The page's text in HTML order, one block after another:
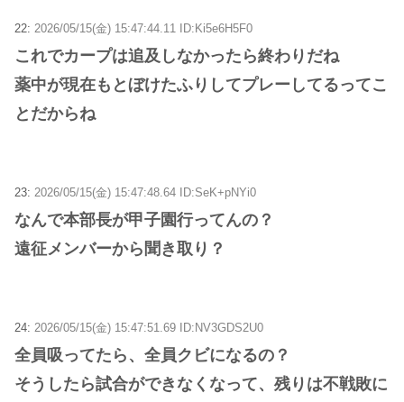
22: 2026/05/15(金) 15:47:44.11 ID:Ki5e6H5F0
これでカープは追及しなかったら終わりだね
薬中が現在もとぼけたふりしてプレーしてるってこ
とだからね
23: 2026/05/15(金) 15:47:48.64 ID:SeK+pNYi0
なんで本部長が甲子園行ってんの？
遠征メンバーから聞き取り？
24: 2026/05/15(金) 15:47:51.69 ID:NV3GDS2U0
全員吸ってたら、全員クビになるの？
そうしたら試合ができなくなって、残りは不戦敗に